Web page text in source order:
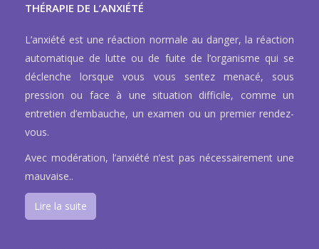
THÉRAPIE DE L’ANXIÉTÉ
L’anxiété est une réaction normale au danger, la réaction
automatique de lutte ou de fuite de l’organisme qui se
déclenche lorsque vous vous sentez menacé, sous
pression ou face à une situation difficile, comme un
entretien d’embauche, un examen ou un premier rendez-
vous.
Avec modération, l’anxiété n’est pas nécessairement une
mauvaise..
Lire la suite